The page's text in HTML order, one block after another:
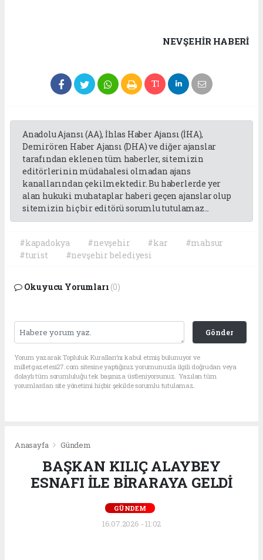
NEVŞEHIR HABERİ
Anadolu Ajansı (AA), İhlas Haber Ajansı (İHA),
Demirören Haber Ajansı (DHA) ve diğer ajanslar
tarafından eklenen tüm haberler, sitemizin
editörlerinin müdahalesi olmadan ajans
kanallarından çekilmektedir. Bu haberlerde yer
alan hukuki muhataplar haberi geçen ajanslar olup
sitemizin hiç bir editörü sorumlu tutulamaz...
#kapadokya #nevşehir #kar
#mahsur
#turist
#nevşehir belediyesi
Okuyucu Yorumları (0)
Gönder
Yorum yazarak Topluluk Kuralları’nı kabul etmiş bulunuyor ve
milletgazetesi27.com sitesine yaptığınız yorumunuzla ilgili doğrudan veya
dolaylı tüm sorumluluğu tek başınıza üstleniyorsunuz. Yazılan tüm
yorumlardan site yönetimi hiçbir şekilde sorumlu tutulamaz.
Anasayfa Gündem
BAŞKAN KILIÇ ALAYBEY
ESNAFI İLE BİRARAYA GELDİ
GÜNDEM
16.07.2026 - 11:02